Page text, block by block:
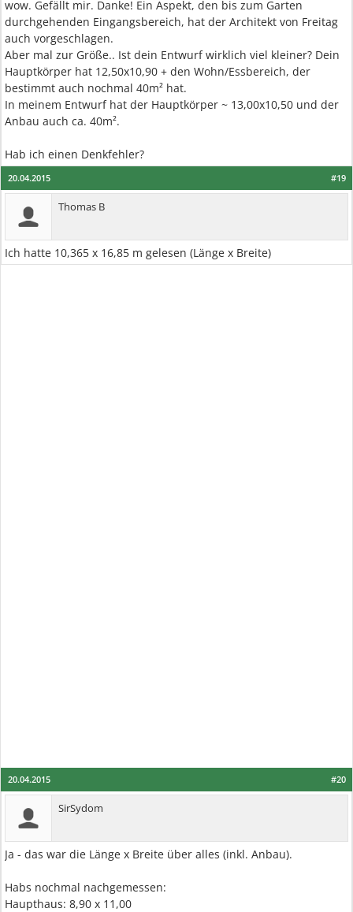
wow. Gefällt mir. Danke! Ein Aspekt, den bis zum Garten
durchgehenden Eingangsbereich, hat der Architekt von Freitag
auch vorgeschlagen.
Aber mal zur Größe.. Ist dein Entwurf wirklich viel kleiner? Dein
Hauptkörper hat 12,50x10,90 + den Wohn/Essbereich, der
bestimmt auch nochmal 40m² hat.
In meinem Entwurf hat der Hauptkörper ~ 13,00x10,50 und der
Anbau auch ca. 40m².
Hab ich einen Denkfehler?
#19
20.04.2015
Thomas B
Ich hatte 10,365 x 16,85 m gelesen (Länge x Breite)
#20
20.04.2015
SirSydom
Ja - das war die Länge x Breite über alles (inkl. Anbau).
Habs nochmal nachgemessen:
Haupthaus: 8,90 x 11,00